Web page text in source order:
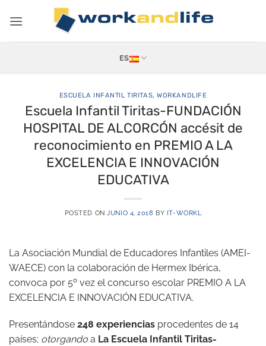
ES
ESCUELA INFANTIL TIRITAS,WORKANDLIFE
Escuela Infantil Tiritas-FUNDACIÓN
HOSPITAL DE ALCORCÓN accésit de
reconocimiento en PREMIO A LA
EXCELENCIA E INNOVACIÓN
EDUCATIVA
POSTED ON JUNIO 4, 2018 BY IT-WORKL
La Asociación Mundial de Educadores Infantiles (AMEI-
WAECE) con la colaboración de Hermex Ibérica,
convoca por 5º vez el concurso escolar PREMIO A LA
EXCELENCIA E INNOVACIÓN EDUCATIVA.
Presentándose 248 experiencias procedentes de 14
países; otorgando a La Escuela Infantil Tiritas-